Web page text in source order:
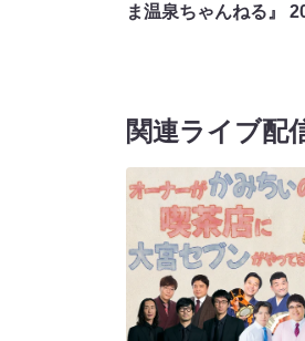
ま温泉ちゃんねる』
関連ライブ配